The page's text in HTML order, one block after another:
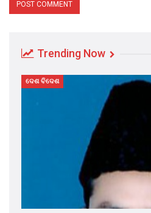
Trending Now
ଦେଶ ବିଦେଶ